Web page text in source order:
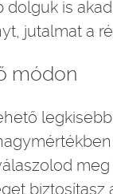
dolguk is
jutalmat a
módon